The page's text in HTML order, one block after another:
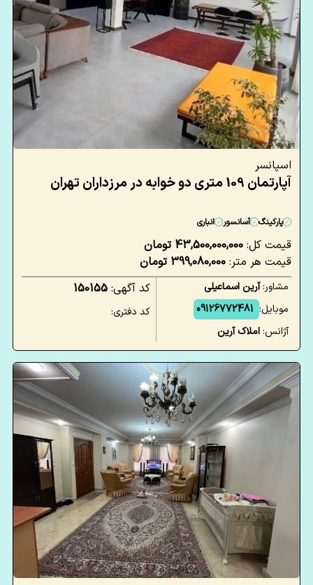
اسپانسر
آپارتمان 109 متری دو خوابه در مرزداران تهران
پارکینگ آسانسور انباری
قیمت کل: 43,500,000,000 تومان
قیمت هر متر: 399,080,000 تومان
مشاور:آرین اسماعیلی
موبایل: 09126772481
آژانس:املاک آرین
کد آگهی: 150155
کد دفتری: